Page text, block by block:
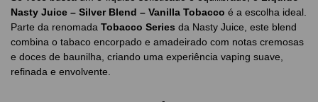
Nasty Juice – Silver Blend – Vanilla Tobacco é a escolha ideal.
Parte da renomada Tobacco Series da Nasty Juice, este blend
combina o tabaco encorpado e amadeirado com notas cremosas
e doces de baunilha, criando uma experiência vaping suave,
refinada e envolvente.